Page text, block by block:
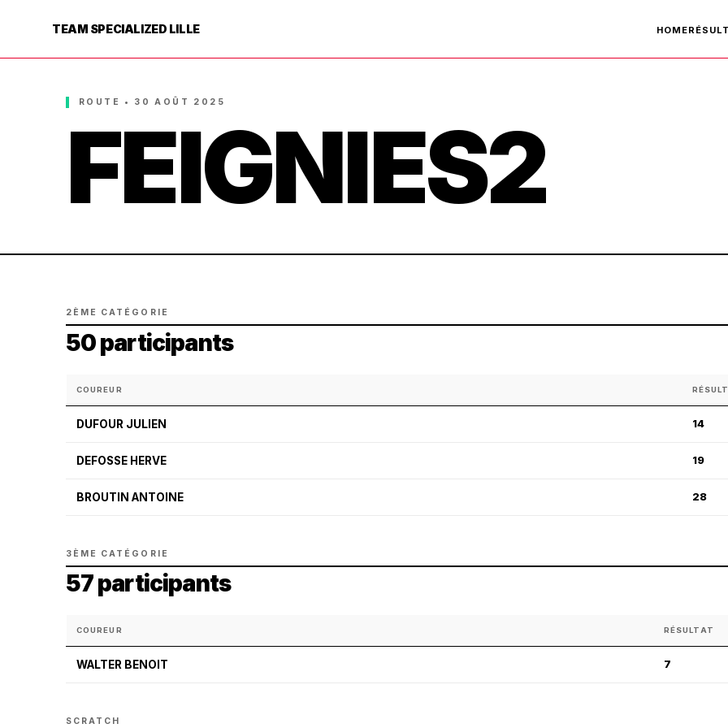
TEAM SPECIALIZED LILLE HOME
ROUTE • 30 AOÛT 2025
FEIGNIES2
2ÈME CATÉGORIE
50 participants
COUREUR
DUFOUR JULIEN 14
DEFOSSE HERVE 19
BROUTIN ANTOINE 28
3ÈME CATÉGORIE
57 participants
COUREUR RÉSULTAT
WALTER BENOIT 7
SCRATCH